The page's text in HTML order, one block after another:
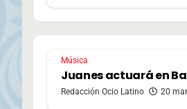
Música
Juanes actuará en
Redacción Ocio Latino 20